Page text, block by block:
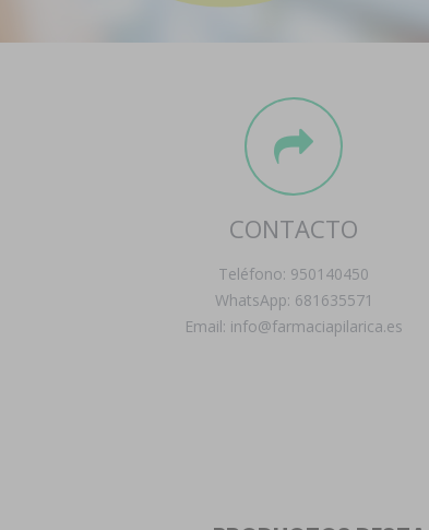
CONTACTO
Teléfono: 950140450
WhatsApp: 681635571
Email: info@farmaciapilarica.es